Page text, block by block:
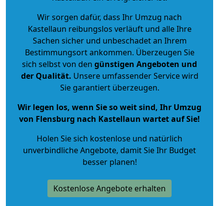
Wir sorgen dafür, dass Ihr Umzug nach
Kastellaun reibungslos verläuft und alle Ihre
Sachen sicher und unbeschadet an Ihrem
Bestimmungsort ankommen. Überzeugen Sie
sich selbst von den günstigen Angeboten und
der Qualität. Unsere umfassender Service wird
Sie garantiert überzeugen.
Wir legen los, wenn Sie so weit sind, Ihr Umzug
von Flensburg nach Kastellaun wartet auf Sie!
Holen Sie sich kostenlose und natürlich
unverbindliche Angebote, damit Sie Ihr Budget
besser planen!
Kostenlose Angebote erhalten